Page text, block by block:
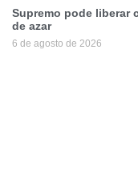
Supremo pode liberar
de azar
6 de agosto de 2026